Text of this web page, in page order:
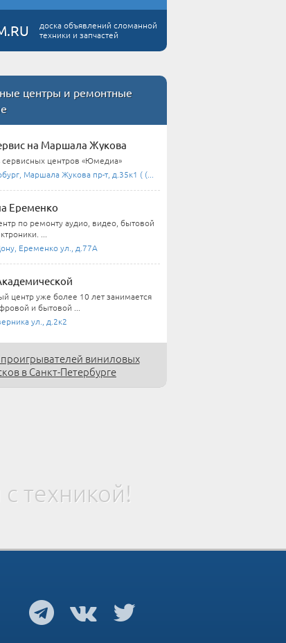
доска объявлений сломанной
техники и запчастей
центры и ремонтные
на Маршала Жукова
сервисных центров «Юмедиа»
Маршала Жукова пр-т, д.35к1 ( (...
Еременко
по ремонту аудио, видео, бытовой
...
Еременко ул., д.77А
центр уже более 10 лет занимается
и бытовой ...
ул., д.2к2
виниловых
в Санкт-Петербурге
техникой!